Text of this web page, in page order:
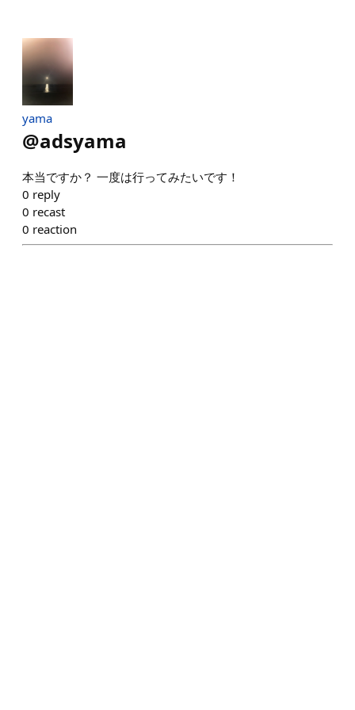
yama
@adsyama
本当ですか？ 一度は行ってみたいです！
0 reply
0 recast
0 reaction